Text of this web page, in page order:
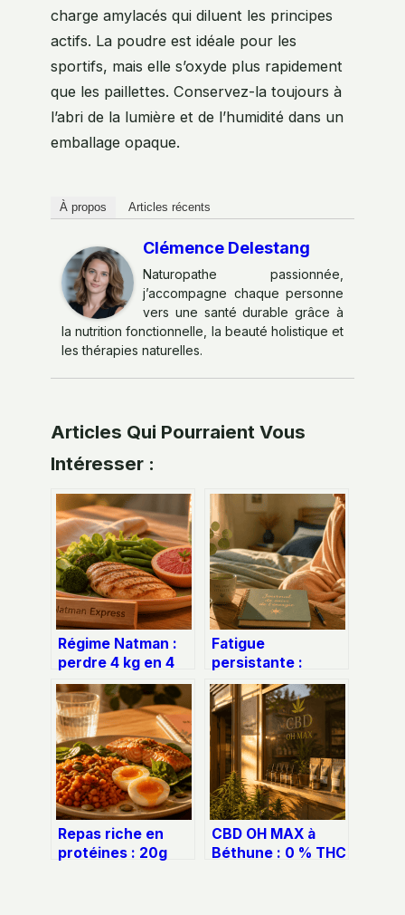
charge amylacés qui diluent les principes
actifs. La poudre est idéale pour les
sportifs, mais elle s’oxyde plus rapidement
que les paillettes. Conservez-la toujours à
l’abri de la lumière et de l’humidité dans un
emballage opaque.
À propos Articles récents
Clémence Delestang
Naturopathe passionnée,
j’accompagne chaque personne
vers une santé durable grâce à
la nutrition fonctionnelle, la beauté holistique et
les thérapies naturelles.
Articles Qui Pourraient Vous
Intéresser :
Régime Natman :
perdre 4 kg en 4
jours est-il sans
risque pour votre
métabolisme ?
Fatigue
persistante :
simple coup de
mou ou
épuisement
profond ?
Repas riche en
protéines : 20g
CBD OH MAX à
Béthune : 0 % THC